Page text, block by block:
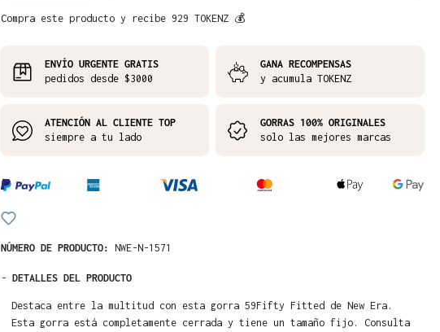
Compra este producto y recibe 929 TOKENZ 💰
ENVÍO URGENTE GRATIS
pedidos desde $3000
GANA RECOMPENSAS
y acumula TOKENZ
ATENCIÓN AL CLIENTE TOP
siempre a tu lado
GORRAS 100% ORIGINALES
solo las mejores marcas
NÚMERO DE PRODUCTO: NWE-N-1571
- DETALLES DEL PRODUCTO
Destaca entre la multitud con esta gorra 59Fifty Fitted de New Era.
Esta gorra está completamente cerrada y tiene un tamaño fijo. Consulta